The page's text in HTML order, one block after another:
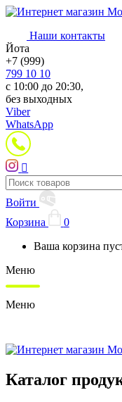
Наши контакты
Йота
+7 (999)
799 10 10
с 10:00 до 20:30,
без выходных
Viber
WhatsApp
Войти
Корзина
0
Ваша корзина
Меню
Меню
Каталог